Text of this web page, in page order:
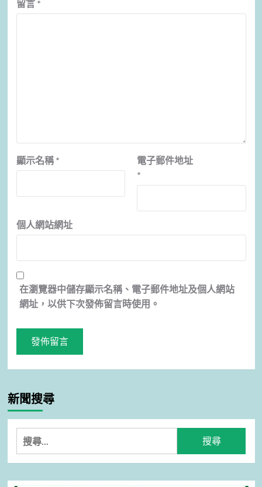
留言 *
顯示名稱 *
電子郵件地址
*
個人網站網址
在瀏覽器中儲存顯示名稱、電子郵件地址及個人網站
網址，以供下次發佈留言時使用。
新聞搜尋
搜
尋
關
鍵